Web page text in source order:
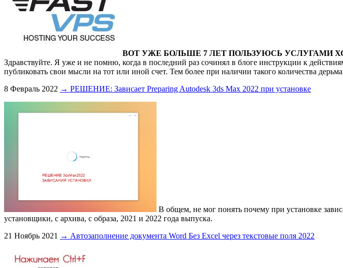
ВОТ УЖЕ БОЛЬШЕ 7 ЛЕТ ПОЛЬЗУЮСЬ УСЛУГАМИ
Здравствуйте. Я уже и не помню, когда в последний раз сочинял в блоге инструкции к
публиковать свои мысли на тот или иной счет. Тем более при наличии такого количества
8 Февраль 2022 → РЕШЕНИЕ: Зависает Preparing Autodesk 3ds Мах 2022 при установке
В общем, не мог понять почему при установке
установщики, с архива, с образа, 2021 и 2022 года выпуска.
21 Ноябрь 2021 → Автозаполнение документа Word Без Excel через текстовые поля 2022